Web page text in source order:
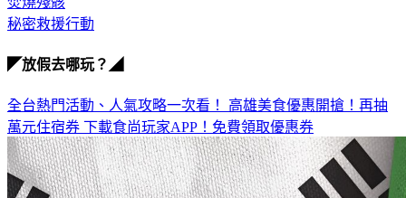
焚燒殘骸
全台熱門活動、人氣攻略一次看！高雄美食優惠開搶！再抽
萬元住宿券下載食尚玩家APP！免費領取優惠券